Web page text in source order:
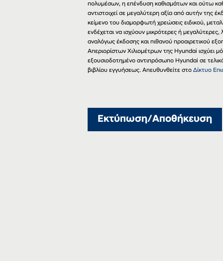
πολυμέσων, η επένδυση καθισμάτων και ούτω
αντιστοιχεί σε μεγαλύτερη αξία από αυτήν της
κείμενο του διαμορφωτή χρεώσεις ειδικού,
ενδέχεται να ισχύουν μικρότερες ή
αναλόγως έκδοσης και πιθανού προαιρετικού
Απεριορίστων Χιλιομέτρων της Hyundai ισχύει
εξουσιοδοτημένο αντιπρόσωπο Hyundai σε
βιβλίου εγγυήσεως. Απευθυνθείτε στοΔίκτυο
Εκτύπωση/Αποθήκευση